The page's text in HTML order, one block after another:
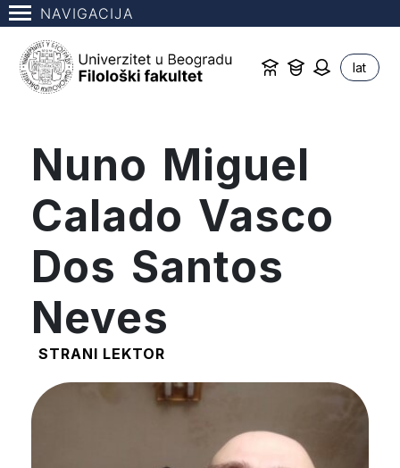
NAVIGACIJA
lat
Nuno Miguel
Calado Vasco
Dos Santos
Neves
STRANI LEKTOR